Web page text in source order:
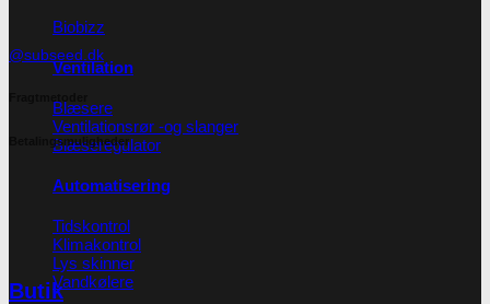
Biobizz
Ventilation
Blæsere
Ventilationsrør -og slanger
Blæseregulator
Automatisering
Tidskontrol
Klimakontrol
Lys skinner
Vandkølere
@subseed.dk
Betalingsmuligheder
Butik